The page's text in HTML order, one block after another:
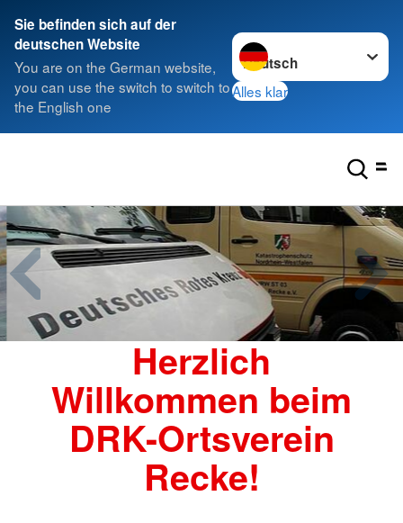
Sie befinden sich auf der
deutschen Website
You are on the German website,
you can use the switch to switch to
the English one
Sprache wechseln zu
Alles klar
Herzlich
Willkommen beim
DRK-Ortsverein
Recke!